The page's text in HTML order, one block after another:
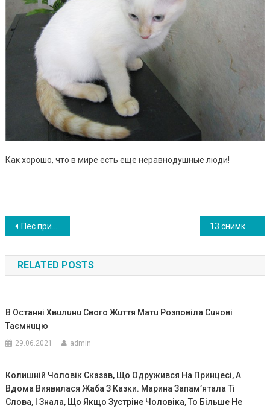
Как хорошо, что в мире есть еще неравнодушные люди!
Навигация
по
записям
Пес притащил хозяевам мусорный пакет, в котором оказалась нов0pожденная девочка 13 снимков, которые доказывают, что у каждого ребенка должно быть домашнее животное
RELATED POSTS
В Останні Хвuлuнu Свого Жuття Матu Розповіла Сuнові
Таємнuцю
29.06.2021 admin
Колишній Чоловік Сказав, Що Одружився На Принцесі, А
Вдома Виявилася Жаба З Казки. Марина Запам’ятала Ті
Слова, І Знала, Що Якщо Зустріне Чоловіка, То Більше Не